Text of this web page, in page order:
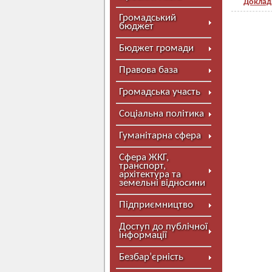
Громадський
бюджет
Бюджет громади
Правова база
Громадська участь
Соціальна політика
Гуманітарна сфера
Сфера ЖКГ,
транспорт,
архітектура та
земельні відносини
Підприємництво
Доступ до публічної
інформації
Безбар’єрність